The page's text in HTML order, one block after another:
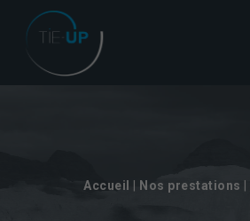
Accueil Nos prestations